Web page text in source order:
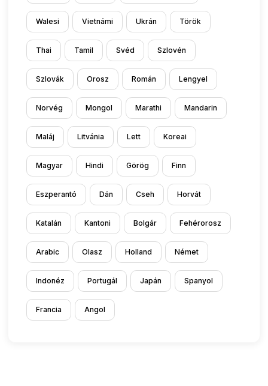
Walesi Vietnámi Ukrán Török
Thai Tamil Svéd Szlovén
Szlovák Orosz Román Lengyel
Norvég Mongol Marathi Mandarin
Maláj Litvánia Lett Koreai
Magyar Hindi Görög Finn
Eszperantó Dán Cseh Horvát
Katalán Kantoni Bolgár Fehérorosz
Arabic Olasz Holland Német
Indonéz Portugál Japán Spanyol
Francia Angol